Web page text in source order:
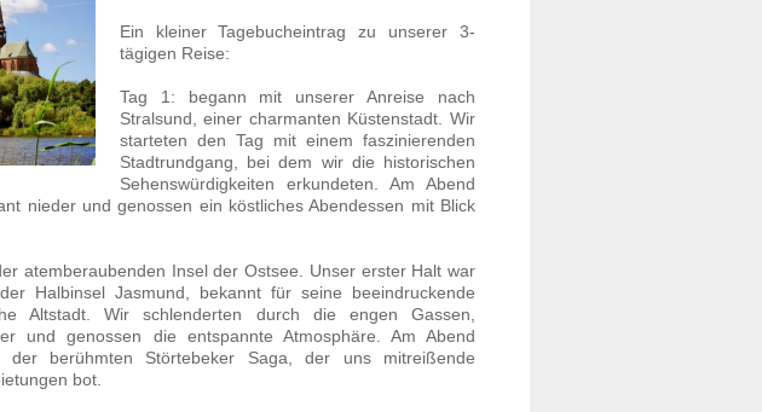
Ein kleiner Tagebucheintrag zu unserer 3-
tägigen Reise:
Tag 1: begann mit unserer Anreise nach
Stralsund, einer charmanten Küstenstadt. Wir
starteten den Tag mit einem faszinierenden
Stadtrundgang, bei dem wir die historischen
Sehenswürdigkeiten erkundeten. Am Abend
nieder und genossen ein köstliches Abendessen mit Blick
atemberaubenden Insel der Ostsee. Unser erster Halt war
Halbinsel Jasmund, bekannt für seine beeindruckende
Altstadt. Wir schlenderten durch die engen Gassen,
und genossen die entspannte Atmosphäre. Am Abend
berühmten Störtebeker Saga, der uns mitreißende
bot.